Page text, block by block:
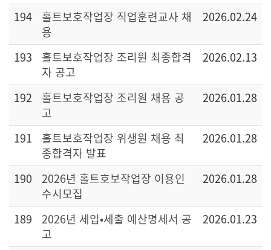
194
홀트보호작업장 직업훈련교사 채
용
2026.02.24
193
홀트보호작업장 조리원 최종합격
자 공고
2026.02.13
192
홀트보호작업장 조리원 채용 공
고
2026.01.28
191
홀트보호작업장 위생원 채용 최
종합격자 발표
2026.01.28
190
2026년 홀트호보작업장 이용인
수시모집
2026.01.28
189
2026년 세입•세출 예산명세서 공
고
2026.01.23